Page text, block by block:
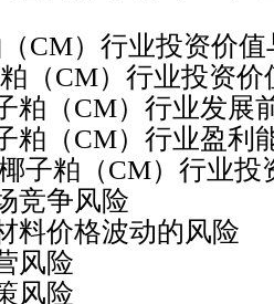
CM）行业投资价
CM）行业投资价
CM）行业发展前
CM）行业盈利能
（CM）行业投
争风险
格波动的风险
险
险